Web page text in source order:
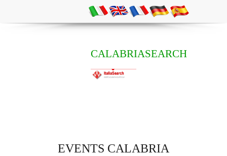
CALABRIASEARCH
EVENTS CALABRIA